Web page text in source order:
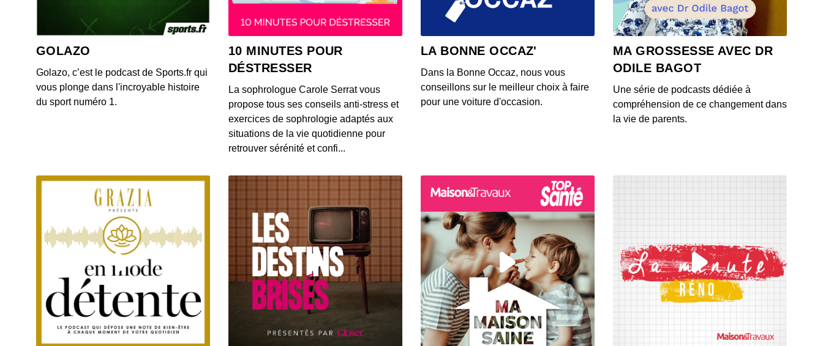
00:03:39 - IL Y A 6 ANS
S12E143: L'actu auto du 22 juillet 2020
S12E142: L'actu auto du 20 juillet 2020
S12E140: L'actu auto du 17 juillet 2020
00:04:05 - IL Y A 6 ANS
S12E139: L'actu auto du 16 juillet 2020
GOLAZO
Golazo, c’est le podcast de Sports.fr qui
vous plonge dans l'incroyable histoire
du sport numéro 1.
10 MINUTES POUR
DÉSTRESSER
La sophrologue Carole Serrat vous
propose tous ses conseils anti-stress et
exercices de sophrologie adaptés aux
situations de la vie quotidienne pour
retrouver sérénité et confi...
LA BONNE OCCAZ'
Dans la Bonne Occaz, nous vous
conseillons sur le meilleur choix à faire
pour une voiture d'occasion.
MA GROSSESSE AVEC DR
ODILE BAGOT
Une série de podcasts dédiée à
compréhension de ce changement dans
la vie de parents.